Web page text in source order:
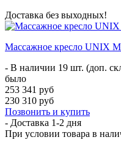
Доставка без выходных!
Массажное кресло UNIX
- В наличии 19 шт. (доп.
было
253 341 руб
230 310 руб
Позвонить и купить
- Доставка 1-2 дня
При условии товара в